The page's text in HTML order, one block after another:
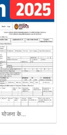
योजना के…